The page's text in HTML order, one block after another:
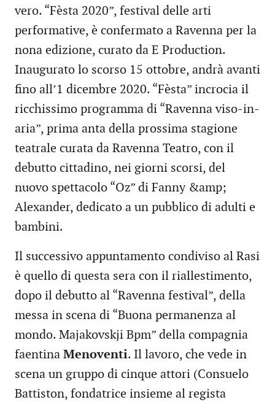
vero. “Fèsta 2020”, festival delle arti
performative, è confermato a Ravenna per la
nona edizione, curato da E Production.
Inaugurato lo scorso 15 ottobre, andrà avanti
fino all’1 dicembre 2020. “Fèsta” incrocia il
ricchissimo programma di “Ravenna viso-in-
aria”, prima anta della prossima stagione
teatrale curata da Ravenna Teatro, con il
debutto cittadino, nei giorni scorsi, del
nuovo spettacolo “Oz” di Fanny &amp;
Alexander, dedicato a un pubblico di adulti e
bambini.
Il successivo appuntamento condiviso al Rasi
è quello di questa sera con il riallestimento,
dopo il debutto al “Ravenna festival”, della
messa in scena di “Buona permanenza al
mondo. Majakovskji Bpm” della compagnia
faentina Menoventi. Il lavoro, che vede in
scena un gruppo di cinque attori (Consuelo
Battiston, fondatrice insieme al regista